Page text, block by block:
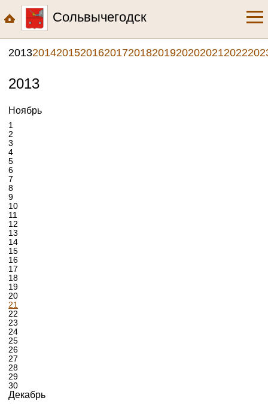
Сольвычегодск
2013201420152016201720182019202020212022
2013
Ноябрь
1
2
3
4
5
6
7
8
9
10
11
12
13
14
15
16
17
18
19
20
21
22
23
24
25
26
27
28
29
30
Декабрь